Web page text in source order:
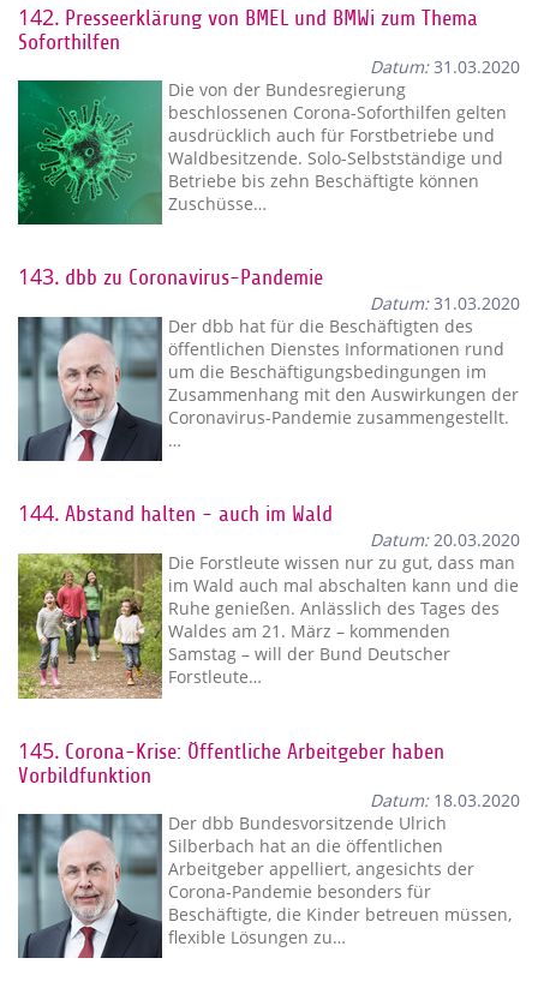
142. Presseerklärung von BMEL und BMWi zum Thema
Soforthilfen
Datum:31.03.2020
Die von der Bundesregierung
beschlossenen Corona-Soforthilfen gelten
ausdrücklich auch für Forstbetriebe und
Waldbesitzende. Solo-Selbstständige und
Betriebe bis zehn Beschäftigte können
Zuschüsse…
143. dbb zu Coronavirus-Pandemie
Datum:31.03.2020
Der dbb hat für die Beschäftigten des
öffentlichen Dienstes Informationen rund
um die Beschäftigungsbedingungen im
Zusammenhang mit den Auswirkungen der
Coronavirus-Pandemie zusammengestellt.
…
144. Abstand halten - auch im Wald
Datum:20.03.2020
Die Forstleute wissen nur zu gut, dass man
im Wald auch mal abschalten kann und die
Ruhe genießen. Anlässlich des Tages des
Waldes am 21. März – kommenden
Samstag – will der Bund Deutscher
Forstleute…
145. Corona-Krise: Öffentliche Arbeitgeber haben
Vorbildfunktion
Datum:18.03.2020
Der dbb Bundesvorsitzende Ulrich
Silberbach hat an die öffentlichen
Arbeitgeber appelliert, angesichts der
Corona-Pandemie besonders für
Beschäftigte, die Kinder betreuen müssen,
flexible Lösungen zu…